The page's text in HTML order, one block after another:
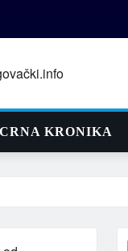
CRNA KRONIKA